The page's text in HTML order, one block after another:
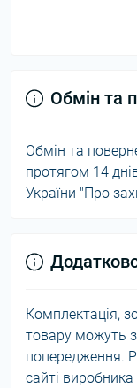
Обмін та
Обмін та
протягом 14
України "Про
Комплектація,
товару можуть
попередження.
сайті